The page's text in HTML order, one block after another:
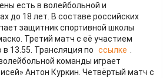
есть в волейбольной и
до 18 лет. В составе российских
защитник спортивной школы
Третий матч с её участием
13.55. Трансляция по ссылке .
команды играет
Антон Куркин. Четвёртый матч с